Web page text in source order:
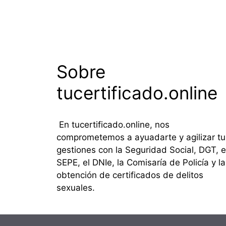
Sobre
tucertificado.online
En tucertificado.online, nos
comprometemos a ayuadarte y agilizar
gestiones con la Seguridad Social, DGT,
SEPE, el DNIe, la Comisaría de Policía y la
obtención de certificados de delitos
sexuales.